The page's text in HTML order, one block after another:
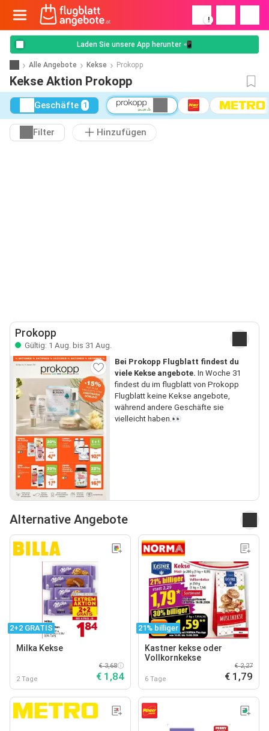
!
Laden Sie unsere App herunter 📲
Alle Angebote Kekse Prokopp
Kekse Aktion Prokopp
Geschäfte 1
Filter Hinzufügen
Prokopp
Gültig: 1 Aug. bis 31 Aug.
Bei Prokopp Flugblatt findest du
viele Kekse angebote. In Woche 31
findest du im flugblatt von Prokopp
Flugblatt keine Kekse angebote,
während andere Geschäfte sie
vielleicht haben.👀
Alternative Angebote
2+2 GRATIS
Milka Kekse
2 Tage
€ 3,68
€ 1,84
21% billiger
Kastner kekse oder
Vollkornkekse
6 Tage
€ 2,27
€ 1,79